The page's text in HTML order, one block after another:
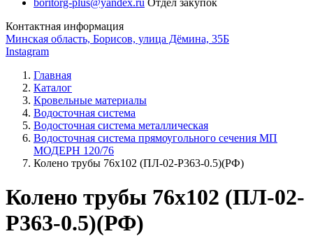
boritorg-plus@yandex.ru Отдел закупок
Контактная информация
Минская область, Борисов, улица Дёмина, 35Б
Instagram
Главная
Каталог
Кровельные материалы
Водосточная система
Водосточная система металлическая
Водосточная система прямоугольного сечения МП
МОДЕРН 120/76
Колено трубы 76х102 (ПЛ-02-Р363-0.5)(РФ)
Колено трубы 76х102 (ПЛ-02-
Р363-0.5)(РФ)